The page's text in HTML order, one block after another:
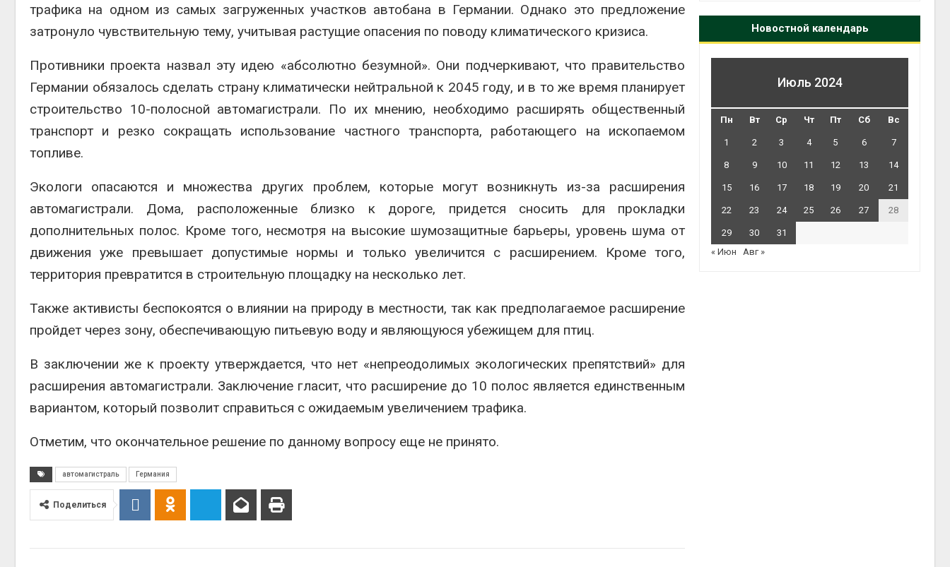
трафика на одном из самых загруженных участков автобана в Германии. Однако это предложение
затронуло чувствительную тему, учитывая растущие опасения по поводу климатического кризиса.
Противники проекта назвал эту идею «абсолютно безумной». Они подчеркивают, что правительство
Германии обязалось сделать страну климатически нейтральной к 2045 году, и в то же время планирует
строительство 10-полосной автомагистрали. По их мнению, необходимо расширять общественный
транспорт и резко сокращать использование частного транспорта, работающего на ископаемом
топливе.
Экологи опасаются и множества других проблем, которые могут возникнуть из-за расширения
автомагистрали. Дома, расположенные близко к дороге, придется сносить для прокладки
дополнительных полос. Кроме того, несмотря на высокие шумозащитные барьеры, уровень шума от
движения уже превышает допустимые нормы и только увеличится с расширением. Кроме того,
территория превратится в строительную площадку на несколько лет.
Также активисты беспокоятся о влиянии на природу в местности, так как предполагаемое расширение
пройдет через зону, обеспечивающую питьевую воду и являющуюся убежищем для птиц.
В заключении же к проекту утверждается, что нет «непреодолимых экологических препятствий» для
расширения автомагистрали. Заключение гласит, что расширение до 10 полос является единственным
вариантом, который позволит справиться с ожидаемым увеличением трафика.
Отметим, что окончательное решение по данному вопросу еще не принято.
автомагистраль Германия
Поделиться
Новостной календарь
Июль 2024
Пн Вт Ср Чт Пт Сб Вс
1 2 3 4 5 6 7
8 9 10 11 12 13 14
15 16 17 18 19 20 21
22 23 24 25 26 27 28
29 30
31
« Июн
Авг »